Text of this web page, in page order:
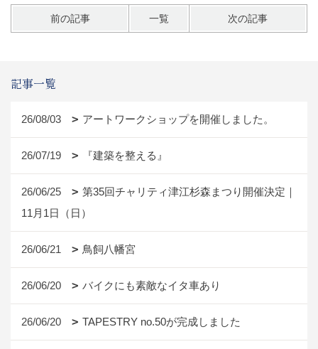
前の記事 一覧 次の記事
記事一覧
26/08/03 アートワークショップを開催しました。
26/07/19 『建築を整える』
26/06/25
第35回チャリティ津江杉森まつり開催決定｜
11月1日（日）
26/06/21 鳥飼八幡宮
26/06/20 バイクにも素敵なイタ車あり
26/06/20 TAPESTRY no.50が完成しました